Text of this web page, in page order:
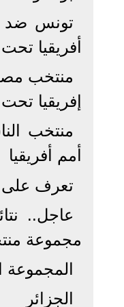
تونس ضد
أفريقيا تحت 17 عاماً والقنوات الناقلة
إفريقيا تحت 17 عامًا
منتخب
أمم أفريقيا
تعرف على
مجموعة
المجموعة
الجزائر